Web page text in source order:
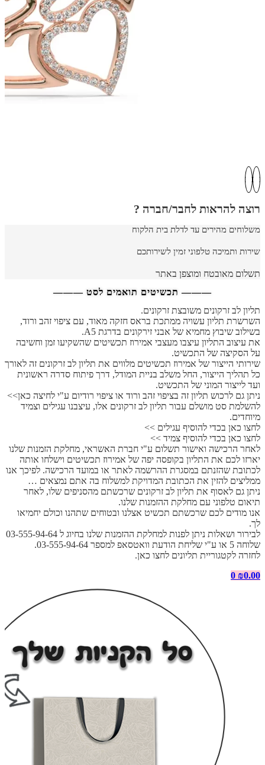
רוצה להראות לחבר/חברה ?
משלוחים מהירים עד לדלת בית הלקוח
שירות ותמיכה טלפוני זמין לשירותכם
תשלום מאובטח ומוצפן באתר
——— תכשיטים תואמים לסט ———
תליון לב זרקונים משובצת זרקונים.
השרשרת תליון עשויה ממתכת בראס חזקה מאוד, עם ציפוי זהב ורוד,
בשילוב שיבוץ מחמיא של אבני זירקונים בדרגת A5.
את עיצוב התליון עיצבו מעצבי אמירוז תכשיטים שהשקיעו זמן וחשיבה
על הסקיצה של התכשיט.
שירותי הייצור של אמירוז תכשיטים מלווים את תליון לב זרקונים זה לאורך
כל תהליך הייצור, החל משלב בניית המודל, דרך פיתוח סדרה ראשונית
ועד לייצור המוני של התכשיט.
ניתן גם לרכוש תליון זה בציפוי זהב ורוד או ציפוי רודיום ע"י לחיצה כאן>>
להשלמת סט מושלם עבור תליון לב זרקונים אלו, עיצבנו עגילים וצמיד
מיוחדים.
לחצו כאן בכדי להוסיף עגילים >>
לחצו כאן בכדי להוסיף צמיד >>
לאחר הרכישה ואישור תשלום ע"י חברת האשראי, מחלקת הזמנות שלנו
יארזו לכם את התליון בקופסה יפה של אמירוז תכשיטים וישלחו אותה
לכתובת שהזנתם במסגרת ההרשמה לאתר או במועד הרכישה. לפיכך אנו
ממליצים להזין את הכתובת המדויקת למשלוח בה אתם נמצאים …
ניתן גם לאסוף את תליון לב זרקונים שרכשתם מהסניפים שלו, לאחר
תיאום טלפוני עם מחלקת ההזמנות שלנו.
אנו מודים לכם שרכשתם תכשיט אצלנו ובטוחים שתהנו וכולם יחמיאו
לך.
לבירור ושאלות ניתן לפנות למחלקת ההזמנות שלנו בחיוג ל 03-555-94-64
שלוחה 5 או ע"י שליחת הודעת וואטסאפ למספר 03-555-94-64.
לחזרה לקטגוריית תליונים לחצו כאן.
₪0.00
0